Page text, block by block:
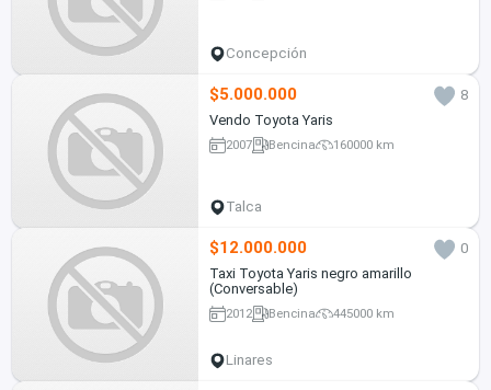
Concepción
$5.000.000
8
Vendo Toyota Yaris
2007 Bencina 160000 km
Talca
$12.000.000
0
Taxi Toyota Yaris negro amarillo
(Conversable)
2012 Bencina 445000 km
Linares